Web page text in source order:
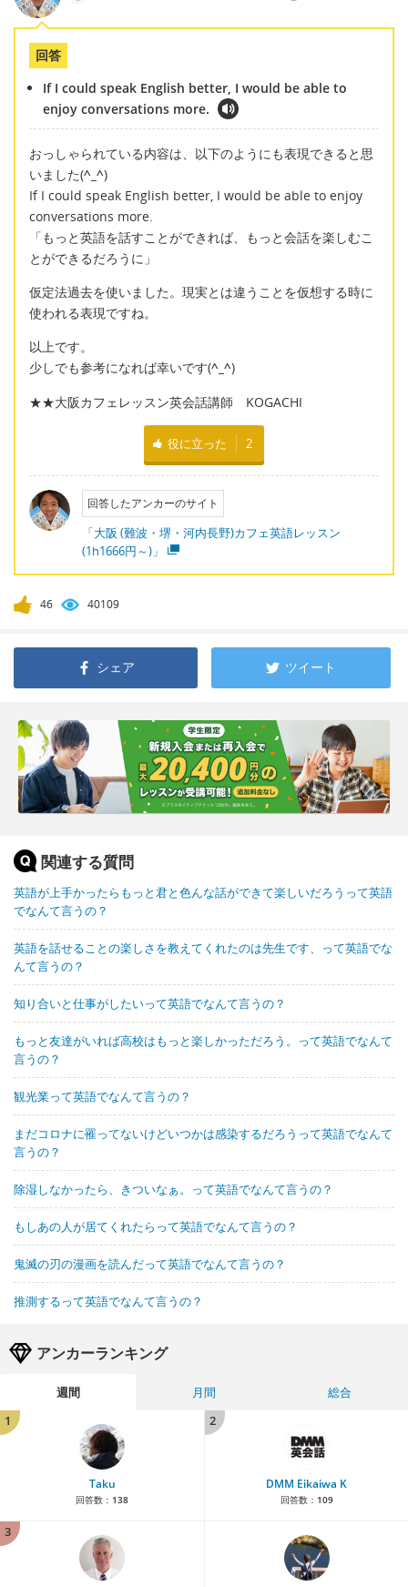
回答
If I could speak English better, I would be able to
enjoy conversations more.
おっしゃられている内容は、以下のようにも表現できると思
いました(^_^)
If I could speak English better, I would be able to enjoy
conversations more.
「もっと英語を話すことができれば、もっと会話を楽しむこ
とができるだろうに」
仮定法過去を使いました。現実とは違うことを仮想する時に
使われる表現ですね。
以上です。
少しでも参考になれば幸いです(^_^)
★★大阪カフェレッスン英会話講師 KOGACHI
役に立った 2
回答したアンカーのサイト
「大阪 (難波・堺・河内長野)カフェ英語レッスン
(1h1666円～)」
46 40109
シェア ツイート
関連する質問
英語が上手かったらもっと君と色んな話ができて楽しいだろうって英語
でなんて言うの？
英語を話せることの楽しさを教えてくれたのは先生です、って英語でな
んて言うの？
知り合いと仕事がしたいって英語でなんて言うの？
もっと友達がいれば高校はもっと楽しかっただろう。って英語でなんて
言うの？
観光業って英語でなんて言うの？
まだコロナに罹ってないけどいつかは感染するだろうって英語でなんて
言うの？
除湿しなかったら、きついなぁ。って英語でなんて言うの？
もしあの人が居てくれたらって英語でなんて言うの？
鬼滅の刃の漫画を読んだって英語でなんて言うの？
推測するって英語でなんて言うの？
アンカーランキング
週間 月間
総合
1
Taku
回答数： 138
2
DMM Eikaiwa K
回答数： 109
3